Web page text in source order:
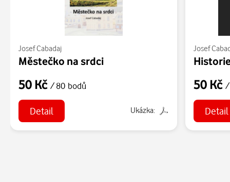
Josef Cabadaj
Městečko na srdci
50 Kč / 80 bodů
Detail Ukázka:
Josef
50 Kč/
Detail